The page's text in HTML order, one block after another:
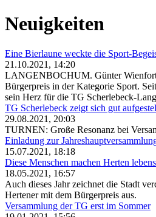
Neuigkeiten
Eine Bierlaune weckte die Sport-
21.10.2021, 14:20
LANGENBOCHUM. Günter
Bürgerpreis in der Kategorie Sport.
sein Herz für die TG Scherlebeck-
TG Scherlebeck zeigt sich gut
29.08.2021, 20:03
TURNEN: Große Resonanz bei
Einladung zur
15.07.2021, 18:18
Diese Menschen machen Herten
18.05.2021, 16:57
Auch dieses Jahr zeichnet die Stadt
Hertener mit dem Bürgerpreis aus.
Versammlung der TG erst im Sommer